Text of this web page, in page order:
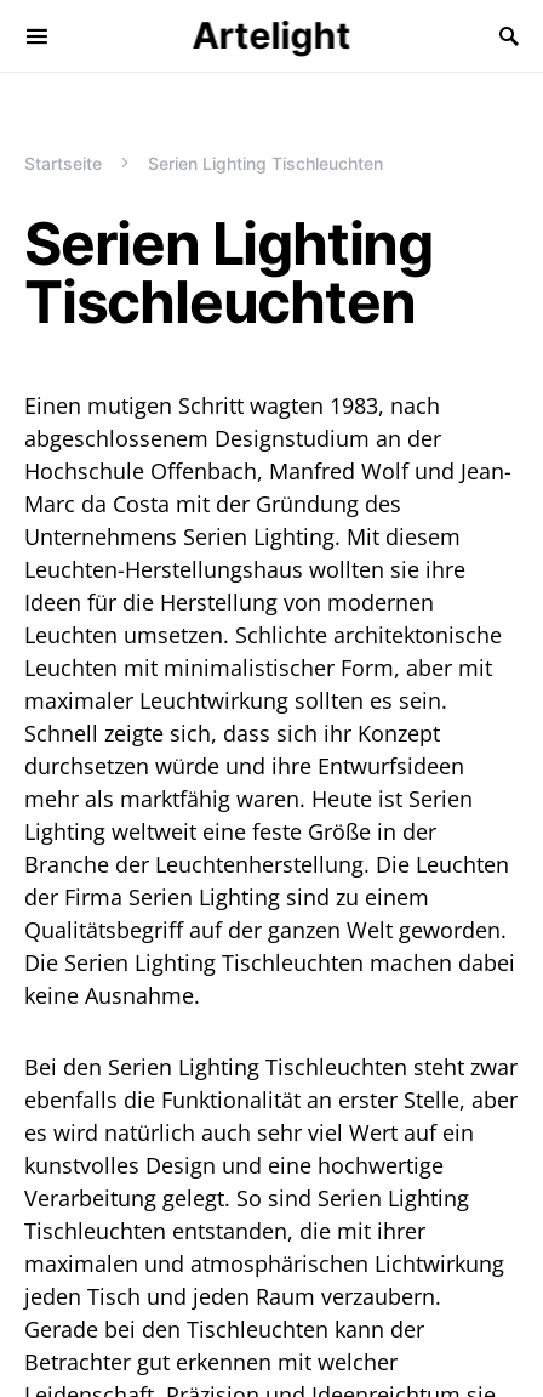
Artelight
Startseite Serien Lighting Tischleuchten
Serien Lighting
Tischleuchten
Einen mutigen Schritt wagten 1983, nach
abgeschlossenem Designstudium an der
Hochschule Offenbach, Manfred Wolf und Jean-
Marc da Costa mit der Gründung des
Unternehmens Serien Lighting. Mit diesem
Leuchten-Herstellungshaus wollten sie ihre
Ideen für die Herstellung von modernen
Leuchten umsetzen. Schlichte architektonische
Leuchten mit minimalistischer Form, aber mit
maximaler Leuchtwirkung sollten es sein.
Schnell zeigte sich, dass sich ihr Konzept
durchsetzen würde und ihre Entwurfsideen
mehr als marktfähig waren. Heute ist Serien
Lighting weltweit eine feste Größe in der
Branche der Leuchtenherstellung. Die Leuchten
der Firma Serien Lighting sind zu einem
Qualitätsbegriff auf der ganzen Welt geworden.
Die Serien Lighting Tischleuchten machen dabei
keine Ausnahme.
Bei den Serien Lighting Tischleuchten steht zwar
ebenfalls die Funktionalität an erster Stelle, aber
es wird natürlich auch sehr viel Wert auf ein
kunstvolles Design und eine hochwertige
Verarbeitung gelegt. So sind Serien Lighting
Tischleuchten entstanden, die mit ihrer
maximalen und atmosphärischen Lichtwirkung
jeden Tisch und jeden Raum verzaubern.
Gerade bei den Tischleuchten kann der
Betrachter gut erkennen mit welcher